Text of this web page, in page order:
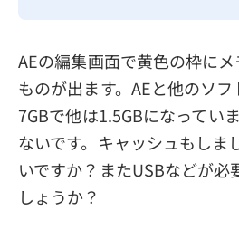
AEの編集画面で黄色の枠に
ものが出ます。AEと他のソ
7GBで他は1.5GBになってい
ないです。キャッシュもしま
いですか？またUSBなどが必
しょうか？